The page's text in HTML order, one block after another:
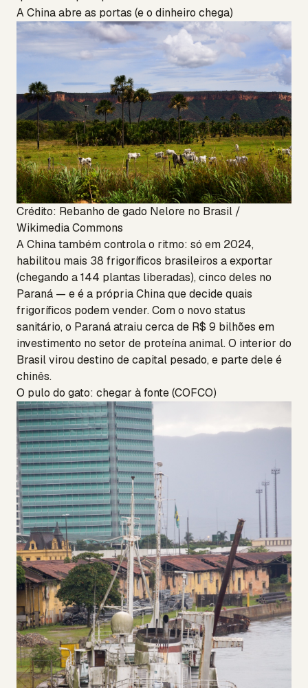
A China abre as portas (e o dinheiro chega)
Crédito: Rebanho de gado Nelore no Brasil /
Wikimedia Commons
A China também controla o ritmo: só em 2024,
habilitou mais 38 frigoríficos brasileiros a exportar
(chegando a 144 plantas liberadas), cinco deles no
Paraná — e é a própria China que decide quais
frigoríficos podem vender. Com o novo status
sanitário, o Paraná atraiu cerca de R$ 9 bilhões em
investimento no setor de proteína animal. O interior do
Brasil virou destino de capital pesado, e parte dele é
chinês.
O pulo do gato: chegar à fonte (COFCO)